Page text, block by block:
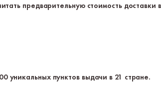
предварительную стоимость доставки
уникальных пунктов выдачи в 21 стране.